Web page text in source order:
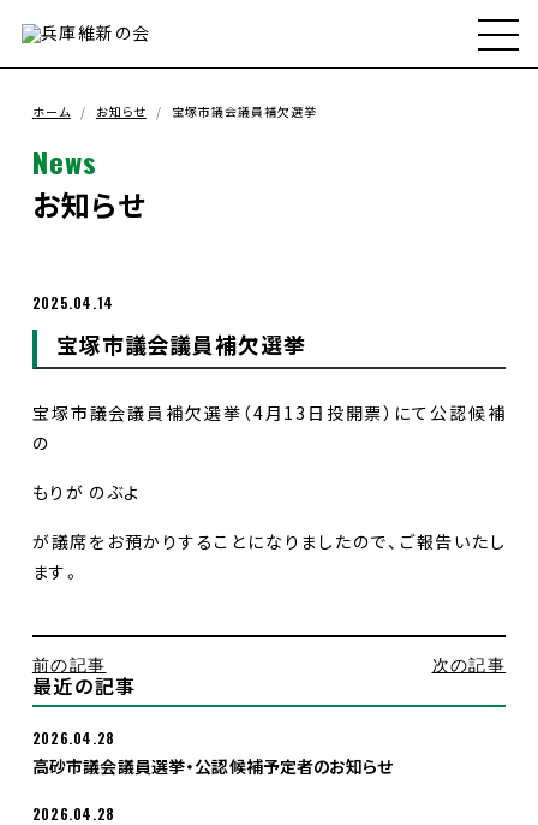
ホーム
兵庫維新の会とは
メンバー
政策実績
お知らせ
支援ボランティア募集
入党希望
News
お知らせ
ホーム お知らせ 宝塚市議会議員補欠選挙
2025.04.14
宝塚市議会議員補欠選挙
宝塚市議会議員補欠選挙（4月13日投開票）にて公認候補
の
もりが のぶよ
が議席をお預かりすることになりましたので、ご報告いたし
ます。
前の記事 次の記事
最近の記事
2026.04.28
高砂市議会議員選挙・公認候補予定者のお知らせ
2026.04.28